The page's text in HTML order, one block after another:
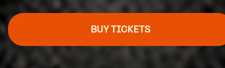
BUY TICKETS